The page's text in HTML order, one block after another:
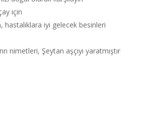
için
hastalıklara iyi gelecek besinleri
nimetleri, Şeytan aşçıyı yaratmıştır